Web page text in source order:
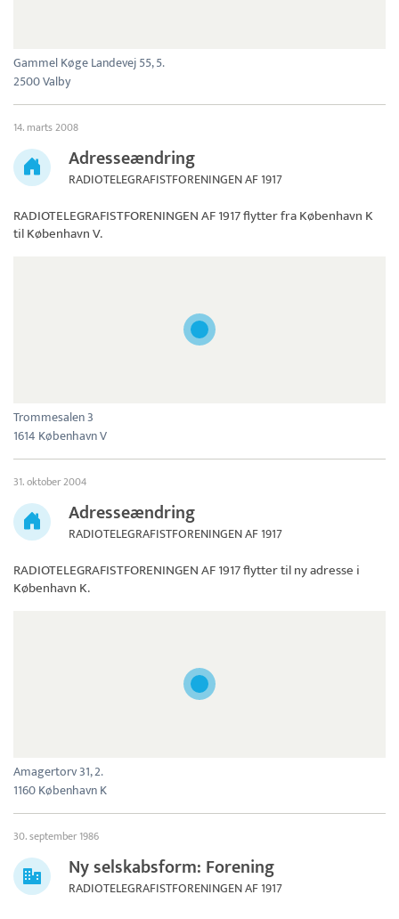
Gammel Køge Landevej 55, 5.
2500 Valby
14. marts 2008
Adresseændring
RADIOTELEGRAFISTFORENINGEN AF 1917
RADIOTELEGRAFISTFORENINGEN AF 1917flytter fra København K
til København V.
Trommesalen 3
1614 København V
31. oktober 2004
Adresseændring
RADIOTELEGRAFISTFORENINGEN AF 1917
RADIOTELEGRAFISTFORENINGEN AF 1917flytter til ny adresse i
København K.
Amagertorv 31, 2.
1160 København K
30. september 1986
Ny selskabsform: Forening
RADIOTELEGRAFISTFORENINGEN AF 1917